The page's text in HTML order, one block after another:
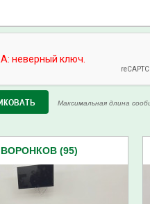
Максимальная длина
(95)